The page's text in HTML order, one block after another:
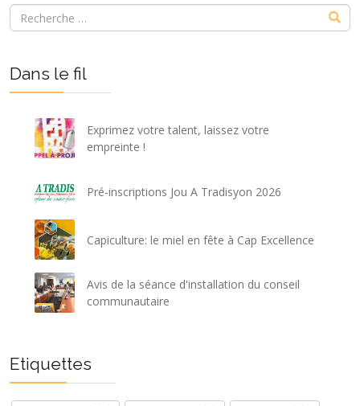
Dans le fil
Exprimez votre talent, laissez votre
empreinte !
Pré-inscriptions Jou A Tradisyon 2026
Capiculture: le miel en fête à Cap Excellence
Avis de la séance d'installation du conseil
communautaire
Etiquettes